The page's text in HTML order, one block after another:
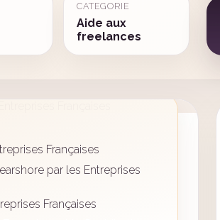
CATEGORIE
Aide aux
freelances
Françaises
par les Entreprises
Françaises